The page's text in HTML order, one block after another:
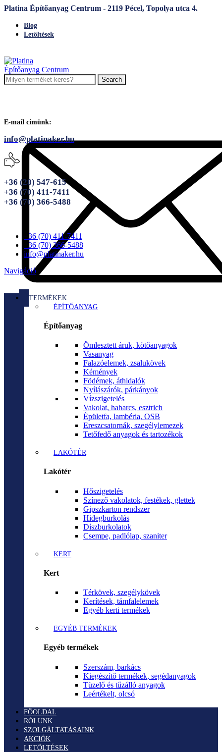
Platina Építőanyag Centrum - 2119 Pécel, Topolya utca 4.
Blog
Letöltések
Search
E-mail címünk:
info@platinaker.hu
+36 (28) 547-615
+36 (70) 411-7411
+36 (70) 366-5488
+36 (70) 411-7411
+36 (70) 366-5488
info@platinaker.hu
Navigáció
TERMÉKEK
ÉPÍTŐANYAG
Építőanyag
Ömlesztett áruk, kötőanyagok
Vasanyag
Falazóelemek, zsalukövek
Kémények
Födémek, áthidalók
Nyílászárók, párkányok
Vízszigetelés
Vakolat, habarcs, esztrich
Épületfa, lambéria, OSB
Ereszcsatornák, szegélylemezek
Tetőfedő anyagok és tartozékok
LAKÓTÉR
Lakótér
Hőszigetelés
Színező vakolatok, festékek, glettek
Gipszkarton rendszer
Hidegburkolás
Díszburkolatok
Csempe, padlólap, szaniter
KERT
Kert
Térkövek, szegélykövek
Kerítések, támfalelemek
Egyéb kerti termékek
EGYÉB TERMÉKEK
Egyéb termékek
Szerszám, barkács
Kiegészítő termékek, segédanyagok
Tüzelő és tűzálló anyagok
Leértékelt, olcsó
FŐOLDAL
RÓLUNK
SZOLGÁLTATÁSAINK
AKCIÓK
LETÖLTÉSEK